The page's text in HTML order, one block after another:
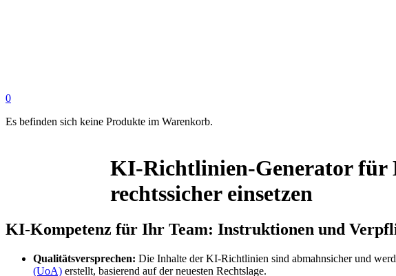
0
Es befinden sich keine Produkte im Warenkorb.
KI-Richtlinien-Generator für
rechtssicher einsetzen
KI-Kompetenz für Ihr Team: Instruktionen und
Qualitätsversprechen: Die Inhalte der KI-Richtlinien sind abmahnsicher und
(UoA) erstellt, basierend auf der neuesten Rechtslage.